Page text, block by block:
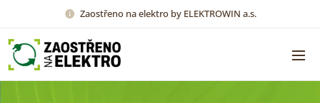
Zaostřeno na elektro by ELEKTROWIN a.s.